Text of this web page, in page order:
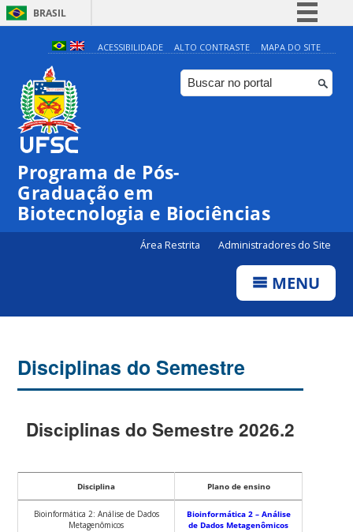
BRASIL
Simplifique!
Comunica BR
Participe
ACESSIBILIDADE ALTO CONTRASTE MAPA DO SITE
Programa de Pós-
Graduação em
Biotecnologia e Biociências
Área Restrita Administradores do Site
MENU
Disciplinas do Semestre
Disciplinas do Semestre 2026.2
Disciplina Plano de ensino
Bioinformática 2: Análise de Dados
Metagenômicos
Bioinformática 2 – Análise
de Dados Metagenômicos